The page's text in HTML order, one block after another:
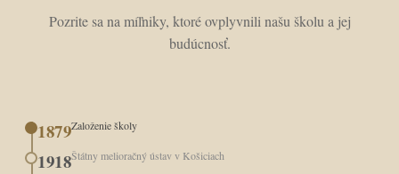
Pozrite sa na míľniky, ktoré ovplyvnili našu školu a jej
budúcnosť.
1879Založenie školy
1918Štátny melioračný ústav v Košiciach